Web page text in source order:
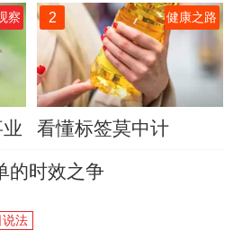
察 2 健康之路
看懂标签莫中计
的时效之争
说法